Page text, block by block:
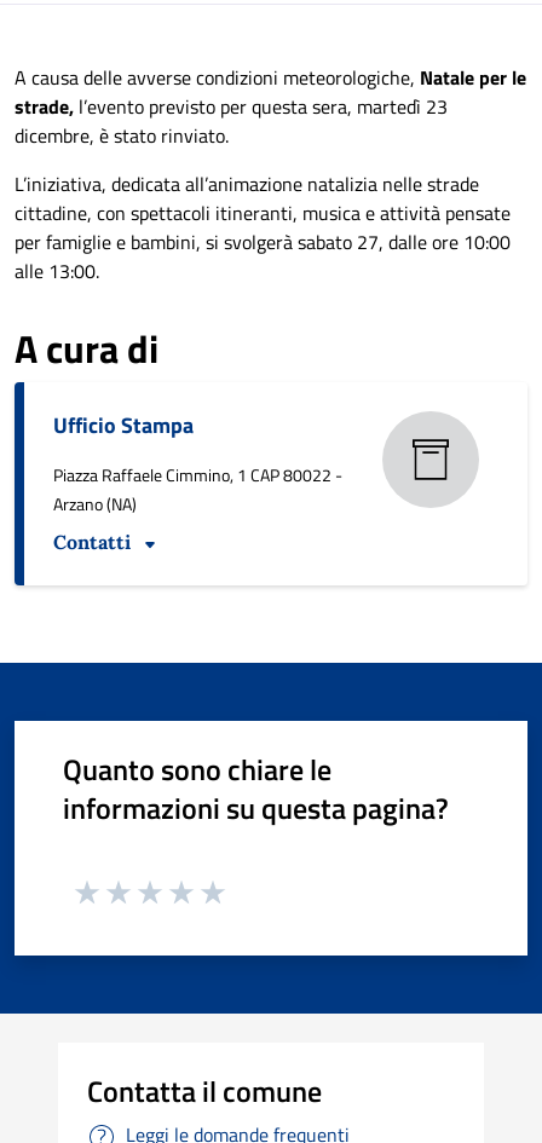
A causa delle avverse condizioni meteorologiche, Natale per le
strade, l’evento previsto per questa sera, martedì 23
dicembre, è stato rinviato.
L’iniziativa, dedicata all’animazione natalizia nelle strade
cittadine, con spettacoli itineranti, musica e attività pensate
per famiglie e bambini, si svolgerà sabato 27, dalle ore 10:00
alle 13:00.
A cura di
Ufficio Stampa
Piazza Raffaele Cimmino, 1 CAP 80022 -
Arzano (NA)
Contatti
Quanto sono chiare le
informazioni su questa pagina?
Contatta il comune
Leggi le domande frequenti